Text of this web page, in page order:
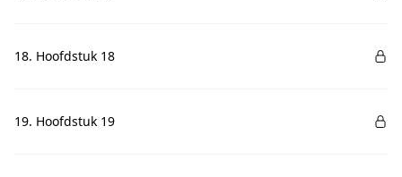
18. Hoofdstuk 18
19. Hoofdstuk 19